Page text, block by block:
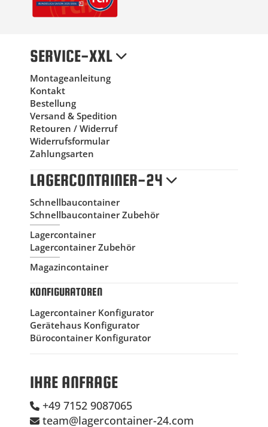
SERVICE-XXL
Montageanleitung
Kontakt
Bestellung
Versand & Spedition
Retouren / Widerruf
Widerrufsformular
Zahlungsarten
LAGERCONTAINER-24
Schnellbaucontainer
Schnellbaucontainer Zubehör
Lagercontainer
Lagercontainer Zubehör
Magazincontainer
KONFIGURATOREN
Lagercontainer Konfigurator
Gerätehaus Konfigurator
Bürocontainer Konfigurator
IHRE ANFRAGE
+49 7152 9087065
team@lagercontainer-24.com